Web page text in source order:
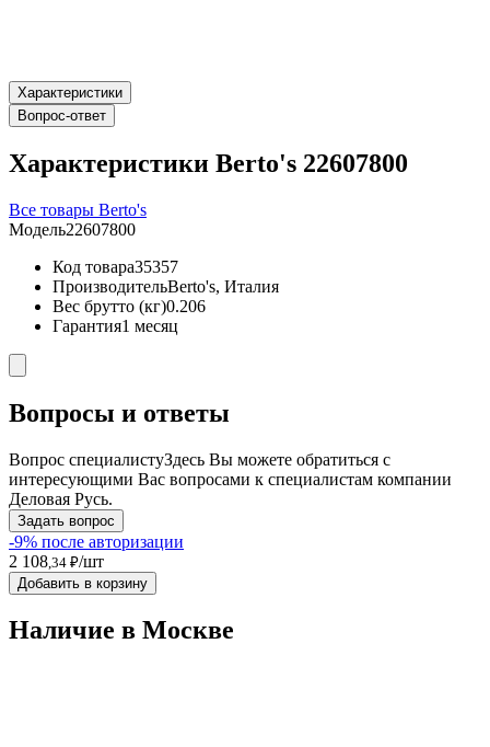
Характеристики
Вопрос-ответ
Характеристики Berto's 22607800
Все товары Berto's
Модель22607800
Код товара35357
ПроизводительBerto's, Италия
Вес брутто (кг)0.206
Гарантия1 месяц
Вопросы и ответы
Вопрос специалистуЗдесь Вы можете обратиться с
интересующими Вас вопросами к специалистам компании
Деловая Русь.
Задать вопрос
-9% после авторизации
2 108 ,34 ₽/шт
Добавить в корзину
Наличие в Москвe